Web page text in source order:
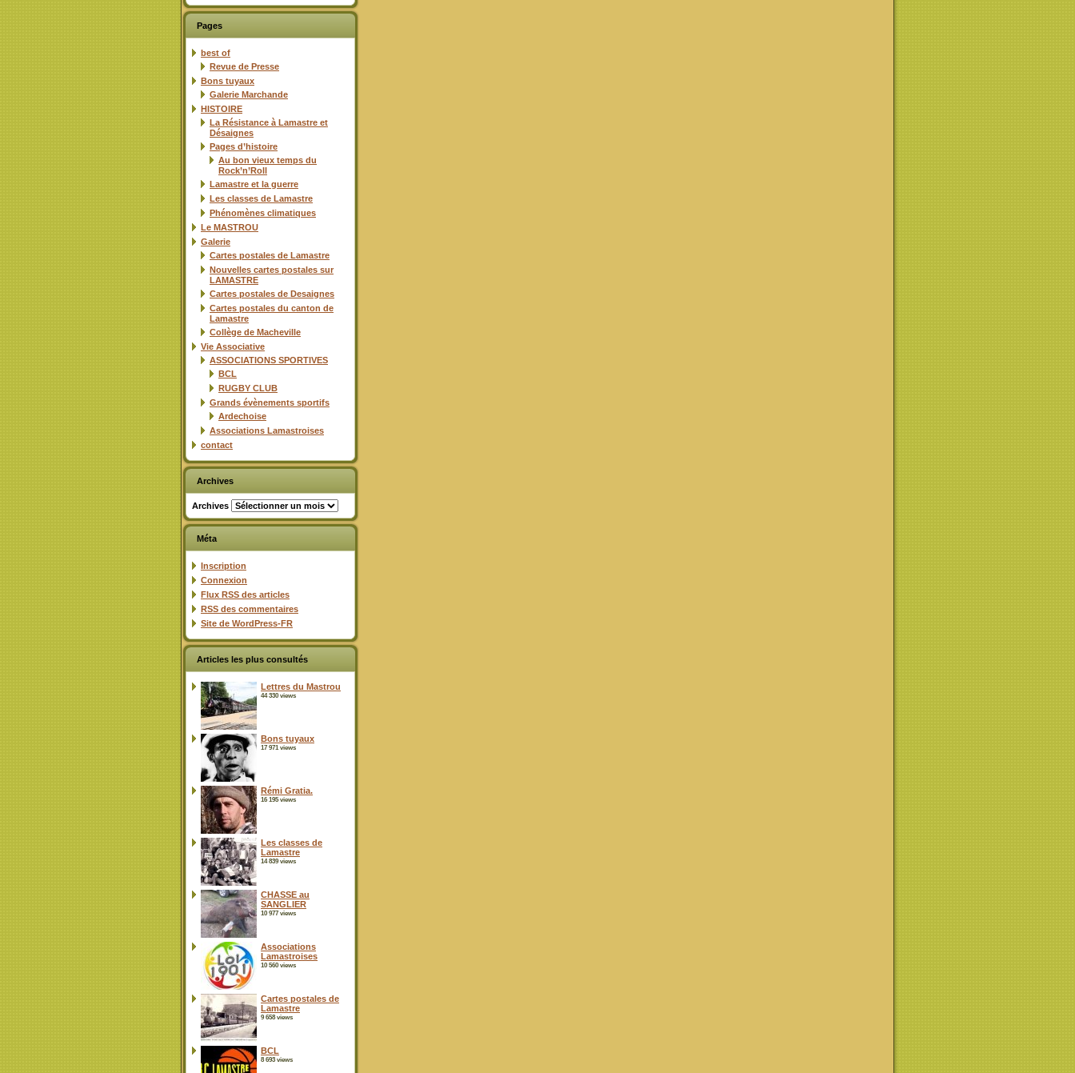
Pages
best of
Revue de Presse
Bons tuyaux
Galerie Marchande
HISTOIRE
La Résistance à Lamastre et
Désaignes
Pages d’histoire
Au bon vieux temps du
Rock’n’Roll
Lamastre et la guerre
Les classes de Lamastre
Phénomènes climatiques
Le MASTROU
Galerie
Cartes postales de Lamastre
Nouvelles cartes postales sur
LAMASTRE
Cartes postales de Desaignes
Cartes postales du canton de
Lamastre
Collège de Macheville
Vie Associative
ASSOCIATIONS SPORTIVES
BCL
RUGBY CLUB
Grands évènements sportifs
Ardechoise
Associations Lamastroises
contact
Archives
Archives
Méta
Inscription
Connexion
Flux RSS des articles
RSS des commentaires
Site de WordPress-FR
Articles les plus consultés
Lettres du Mastrou
44 330 views
Bons tuyaux
17 971 views
Rémi Gratia.
16 195 views
Les classes de
Lamastre
14 839 views
CHASSE au
SANGLIER
10 977 views
Associations
Lamastroises
10 560 views
Cartes postales de
Lamastre
9 658 views
BCL
8 693 views